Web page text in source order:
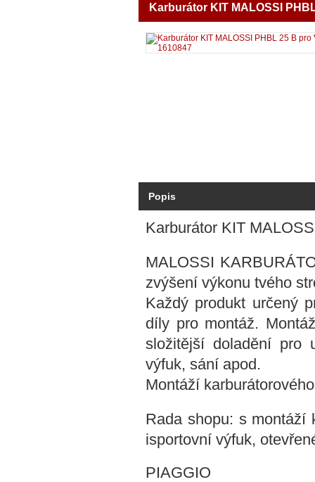
Karburátor KIT MALOSSI
Popis
Karburátor KIT
MALOSSI
zvýšení výkonu tvého
Každý produkt určený
díly pro montáž.
složitější doladění pro
výfuk, sání apod.
Montáží
Rada shopu: s montáží
isportovní výfuk,
PIAGGIO